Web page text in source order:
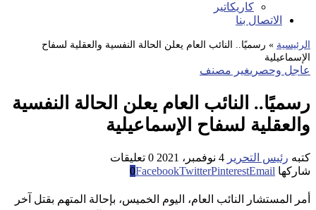
كاريكاتير
الاتصال بنا
الرئيسية » رسميًا.. النائب العام يعلن الحالة النفسية والعقلية لسفاح
الإسماعيلية
عاجل وحصريغير مصنف
رسميًا.. النائب العام يعلن الحالة النفسية
والعقلية لسفاح الإسماعيلية
كتبه رئيس التحرير 4 نوفمبر، 2021
0 تعليقات
شاركها
0FacebookTwitterPinterestEmail
أمر المستشار النائب العام، اليوم الخميس، بإحالة المتهم بقتل آخر